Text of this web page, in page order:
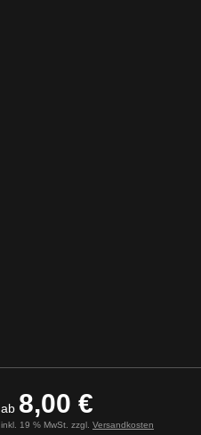
ab 8,00 €
inkl. 19 % MwSt. zzgl. Versandkosten